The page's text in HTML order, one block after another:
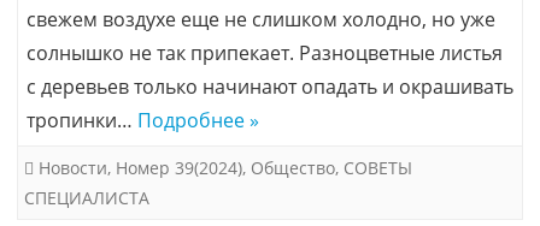
свежем воздухе еще не слишком холодно, но уже
солнышко не так припекает. Разноцветные листья
с деревьев только начинают опадать и окрашивать
тропинки… Подробнее »
Новости, Номер 39(2024), Общество, СОВЕТЫ
СПЕЦИАЛИСТА